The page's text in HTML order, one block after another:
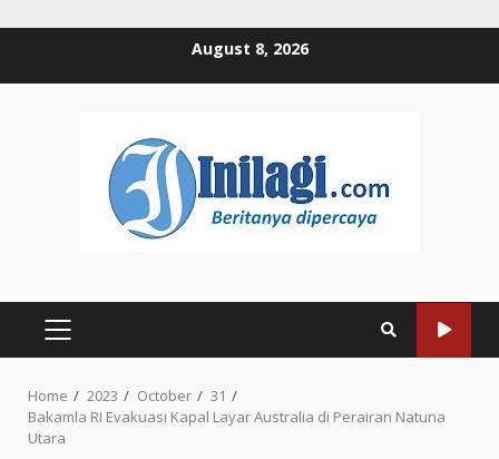
August 8, 2026
PRIMARY
Home 2023 October
31
Bakamla RI Evakuasi Kapal Layar Australia di Perairan Natuna
Utara